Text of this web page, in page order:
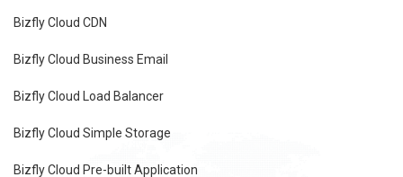
Bizfly Cloud CDN
Bizfly Cloud Business Email
Bizfly Cloud Load Balancer
Bizfly Cloud Simple Storage
Bizfly Cloud Pre-built Application